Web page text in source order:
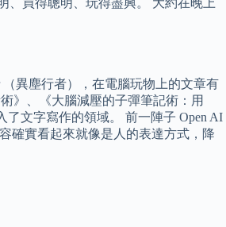
異塵行者），在電腦玩物上的文章有
》、《大腦減壓的子彈筆記術：用
文字寫作的領域。 前一陣子 Open AI
確實看起來就像是人的表達方式，降